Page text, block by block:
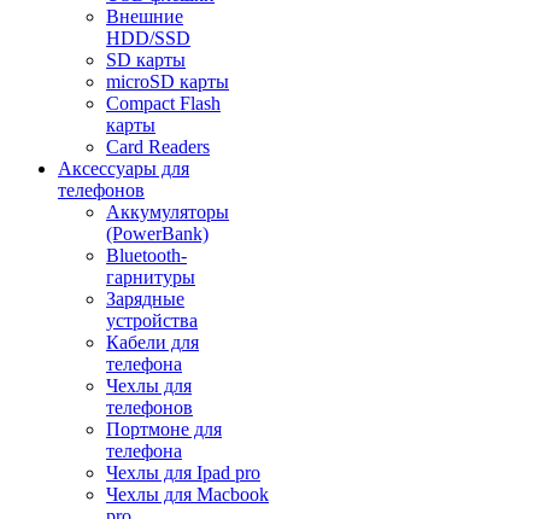
Внешние
HDD/SSD
SD карты
microSD карты
Compact Flash
карты
Card Readers
Аксессуары для
телефонов
Аккумуляторы
(PowerBank)
Bluetooth-
гарнитуры
Зарядные
устройства
Кабели для
телефона
Чехлы для
телефонов
Портмоне для
телефона
Чехлы для Ipad pro
Чехлы для Macbook